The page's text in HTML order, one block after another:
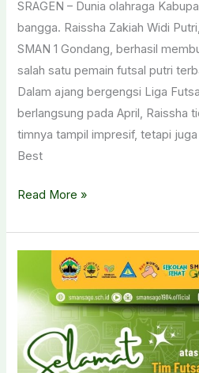
SRAGEN – Dunia olahraga
bangga. Raissha Zakiah Widi
SMAN 1 Gondang, berhasil
salah satu pemain futsal putri
Dalam ajang bergengsi Liga
berlangsung pada April, Raissha
timnya tampil impresif, tetapi
Best
Siswa
1
Gondang,
Raissha
Zakiah,
Gelar
Pemain
Read More »